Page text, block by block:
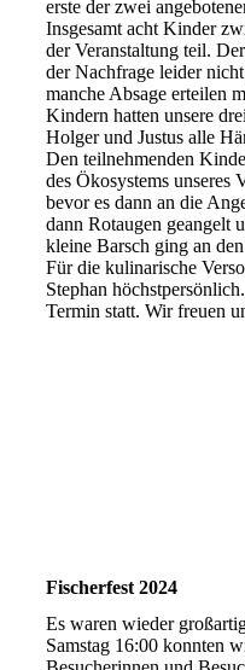
erste der zwei
Insgesamt acht Kinder
der Veranstaltung teil.
der Nachfrage leider
manche Absage erteilen
Kindern hatten unsere
Holger und Justus alle
Den teilnehmenden
des Ökosystems unseres
bevor es dann an die
dann Rotaugen geangelt
kleine Barsch ging an
Für die kulinarische
Stephan
Termin statt. Wir freuen
Fischerfest 2024
Es waren wieder
Samstag 16:00 konnten